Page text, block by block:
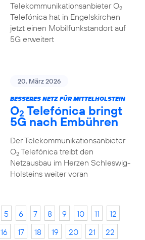
Telekommunikationsanbieter O2
Telefónica hat in Engelskirchen
jetzt einen Mobilfunkstandort auf
5G erweitert
20. März 2026
BESSERES NETZ FÜR MITTELHOLSTEIN
O2 Telefónica bringt
5G nach Embühren
Der Telekommunikationsanbieter
O2Telefónica treibt den
Netzausbau im Herzen Schleswig-
Holsteins weiter voran
5 6 7 8 9 10 11
12
16 17 18 19 20 21
22